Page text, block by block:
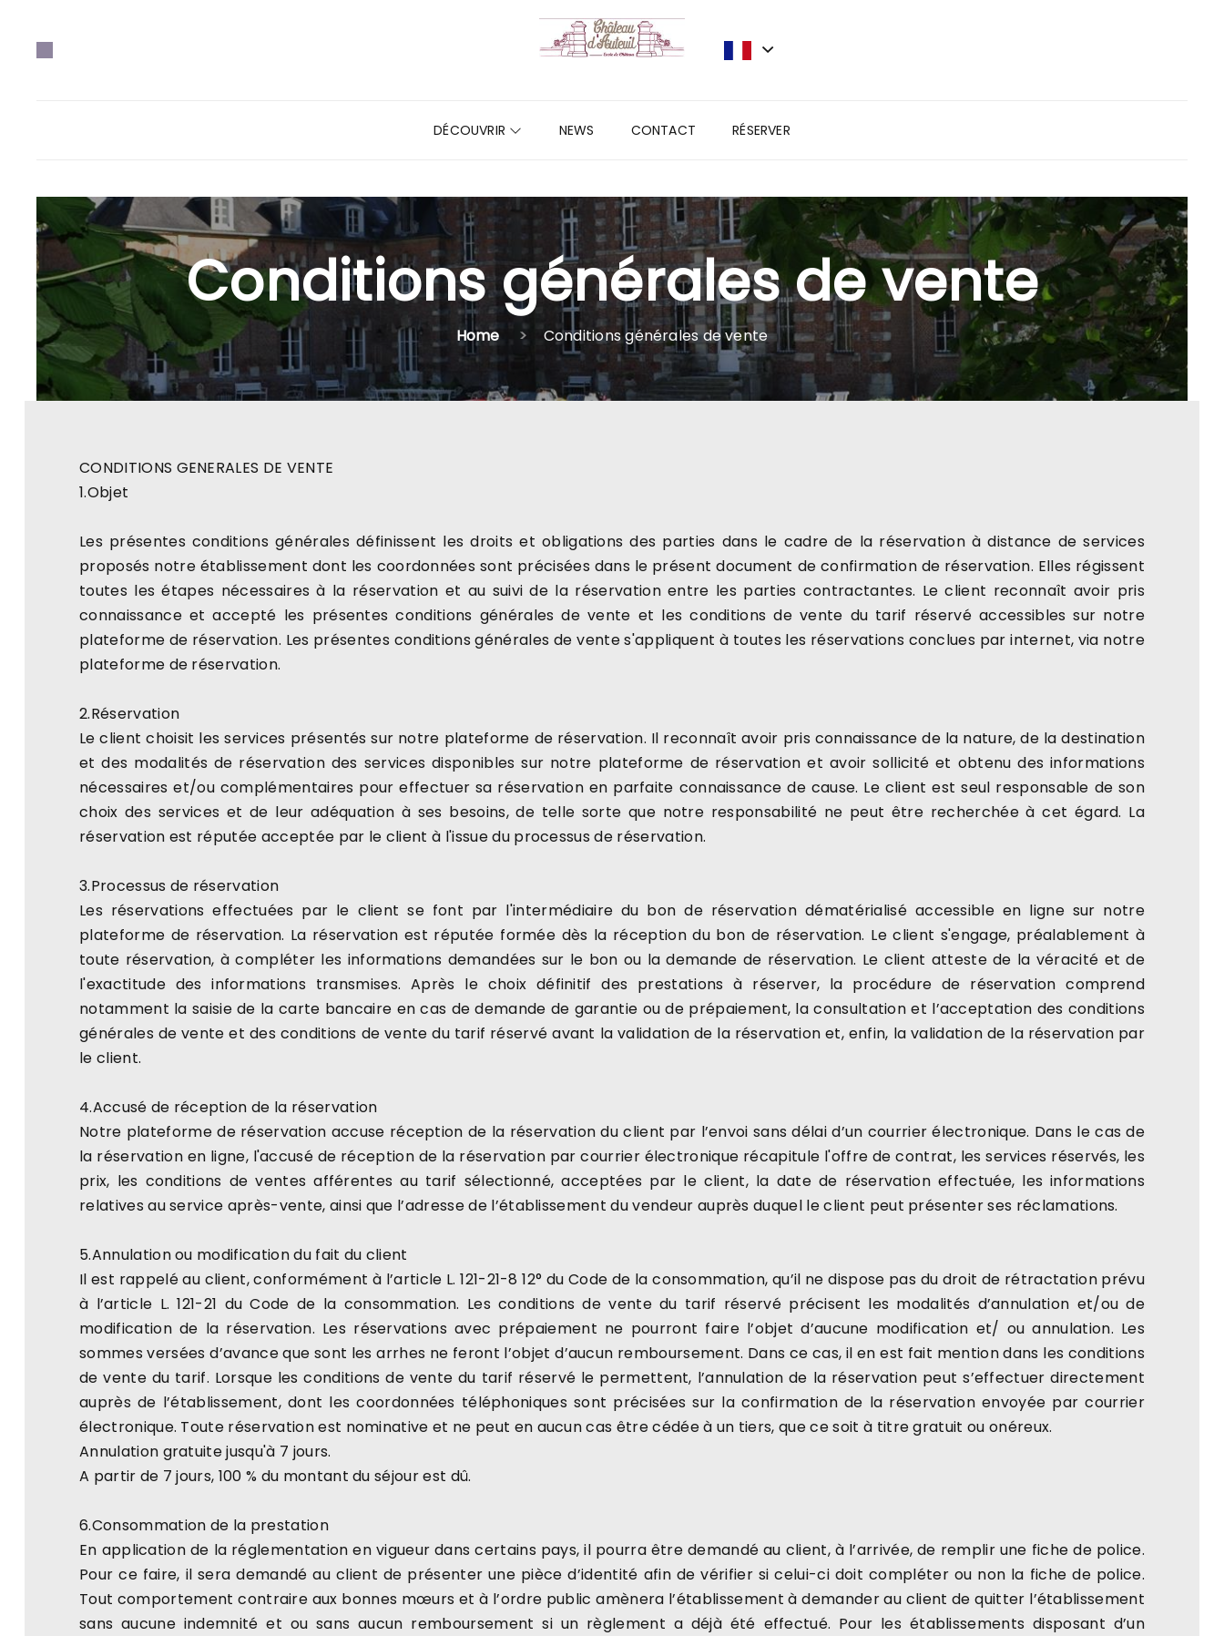
DÉCOUVRIR NEWS CONTACT RÉSERVER
Conditions générales de vente
Home Conditions générales de vente
CONDITIONS GENERALES DE VENTE
1.Objet
Les présentes conditions générales définissent les droits et obligations des parties dans le cadre de la réservation à distance de services
proposés notre établissement dont les coordonnées sont précisées dans le présent document de confirmation de réservation. Elles régissent
toutes les étapes nécessaires à la réservation et au suivi de la réservation entre les parties contractantes. Le client reconnaît avoir pris
connaissance et accepté les présentes conditions générales de vente et les conditions de vente du tarif réservé accessibles sur notre
plateforme de réservation. Les présentes conditions générales de vente s'appliquent à toutes les réservations conclues par internet, via notre
plateforme de réservation.
2.Réservation
Le client choisit les services présentés sur notre plateforme de réservation. Il reconnaît avoir pris connaissance de la nature, de la destination
et des modalités de réservation des services disponibles sur notre plateforme de réservation et avoir sollicité et obtenu des informations
nécessaires et/ou complémentaires pour effectuer sa réservation en parfaite connaissance de cause. Le client est seul responsable de son
choix des services et de leur adéquation à ses besoins, de telle sorte que notre responsabilité ne peut être recherchée à cet égard. La
réservation est réputée acceptée par le client à l'issue du processus de réservation.
3.Processus de réservation
Les réservations effectuées par le client se font par l'intermédiaire du bon de réservation dématérialisé accessible en ligne sur notre
plateforme de réservation. La réservation est réputée formée dès la réception du bon de réservation. Le client s'engage, préalablement à
toute réservation, à compléter les informations demandées sur le bon ou la demande de réservation. Le client atteste de la véracité et de
l'exactitude des informations transmises. Après le choix définitif des prestations à réserver, la procédure de réservation comprend
notamment la saisie de la carte bancaire en cas de demande de garantie ou de prépaiement, la consultation et l’acceptation des conditions
générales de vente et des conditions de vente du tarif réservé avant la validation de la réservation et, enfin, la validation de la réservation par
le client.
4.Accusé de réception de la réservation
Notre plateforme de réservation accuse réception de la réservation du client par l’envoi sans délai d’un courrier électronique. Dans le cas de
la réservation en ligne, l'accusé de réception de la réservation par courrier électronique récapitule l'offre de contrat, les services réservés, les
prix, les conditions de ventes afférentes au tarif sélectionné, acceptées par le client, la date de réservation effectuée, les informations
relatives au service après-vente, ainsi que l’adresse de l’établissement du vendeur auprès duquel le client peut présenter ses réclamations.
5.Annulation ou modification du fait du client
Il est rappelé au client, conformément à l’article L. 121-21-8 12° du Code de la consommation, qu’il ne dispose pas du droit de rétractation prévu
à l’article L. 121-21 du Code de la consommation. Les conditions de vente du tarif réservé précisent les modalités d’annulation et/ou de
modification de la réservation. Les réservations avec prépaiement ne pourront faire l’objet d’aucune modification et/ ou annulation. Les
sommes versées d’avance que sont les arrhes ne feront l’objet d’aucun remboursement. Dans ce cas, il en est fait mention dans les conditions
de vente du tarif. Lorsque les conditions de vente du tarif réservé le permettent, l’annulation de la réservation peut s’effectuer directement
auprès de l’établissement, dont les coordonnées téléphoniques sont précisées sur la confirmation de la réservation envoyée par courrier
électronique. Toute réservation est nominative et ne peut en aucun cas être cédée à un tiers, que ce soit à titre gratuit ou onéreux.
Annulation gratuite jusqu'à 7 jours.
A partir de 7 jours, 100 % du montant du séjour est dû.
6.Consommation de la prestation
En application de la réglementation en vigueur dans certains pays, il pourra être demandé au client, à l’arrivée, de remplir une fiche de police.
Pour ce faire, il sera demandé au client de présenter une pièce d’identité afin de vérifier si celui-ci doit compléter ou non la fiche de police.
Tout comportement contraire aux bonnes mœurs et à l’ordre public amènera l’établissement à demander au client de quitter l’établissement
sans aucune indemnité et ou sans aucun remboursement si un règlement a déjà été effectué. Pour les établissements disposant d’un